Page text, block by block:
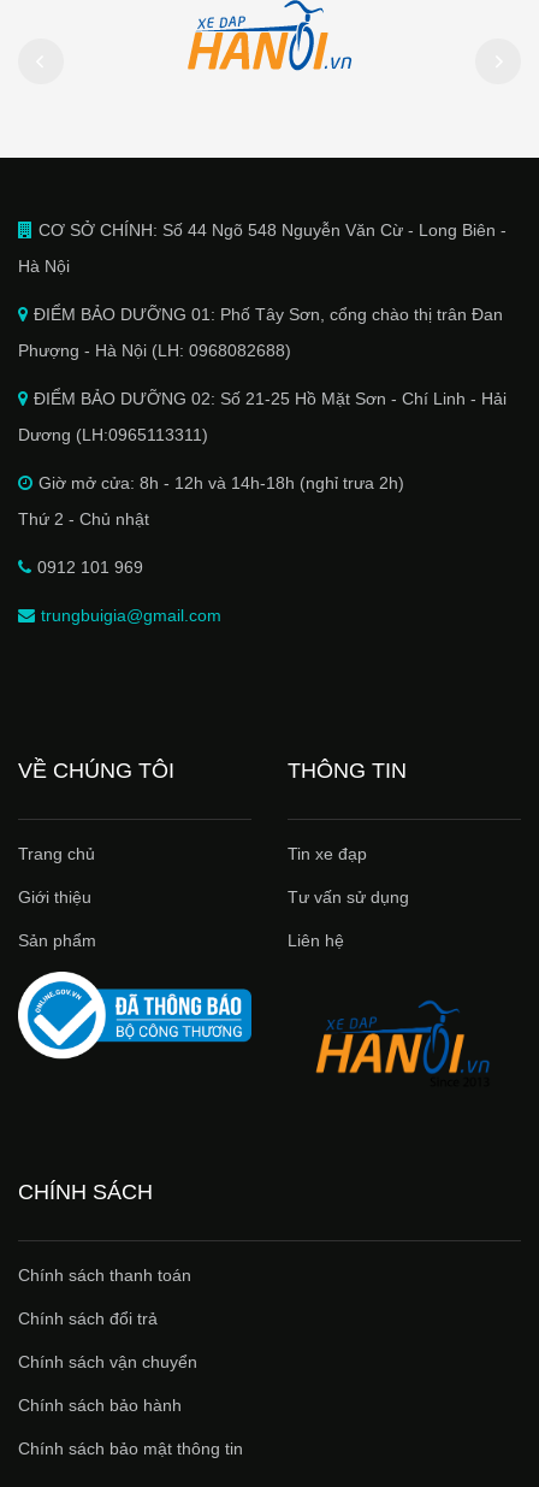
CƠ SỞ CHÍNH: Số 44 Ngõ 548 Nguyễn Văn Cừ - Long Biên -
Hà Nội
ĐIỂM BẢO DƯỠNG 01: Phố Tây Sơn, cổng chào thị trân Đan
Phượng - Hà Nội (LH: 0968082688)
ĐIỂM BẢO DƯỠNG 02: Số 21-25 Hồ Mặt Sơn - Chí Linh - Hải
Dương (LH:0965113311)
Giờ mở cửa: 8h - 12h và 14h-18h (nghỉ trưa 2h)
Thứ 2 - Chủ nhật
0912 101 969
trungbuigia@gmail.com
VỀ CHÚNG TÔI
Trang chủ
Giới thiệu
Sản phẩm
THÔNG TIN
Tin xe đạp
Tư vấn sử dụng
Liên hệ
CHÍNH SÁCH
Chính sách thanh toán
Chính sách đổi trả
Chính sách vận chuyển
Chính sách bảo hành
Chính sách bảo mật thông tin